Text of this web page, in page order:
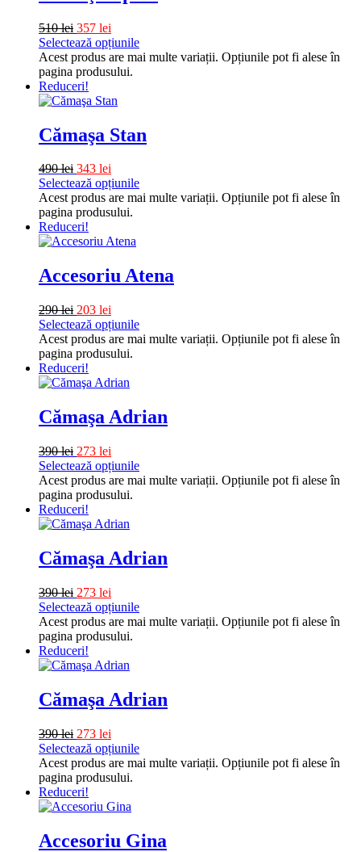
510lei 357 lei
Selectează opțiunile
Acest produs are mai multe variații. Opțiunile pot fi alese în
pagina produsului.
Reduceri!
Cămaşa Stan
490lei 343 lei
Selectează opțiunile
Acest produs are mai multe variații. Opțiunile pot fi alese în
pagina produsului.
Reduceri!
Accesoriu Atena
290lei 203 lei
Selectează opțiunile
Acest produs are mai multe variații. Opțiunile pot fi alese în
pagina produsului.
Reduceri!
Cămaşa Adrian
390lei 273 lei
Selectează opțiunile
Acest produs are mai multe variații. Opțiunile pot fi alese în
pagina produsului.
Reduceri!
Cămaşa Adrian
390lei 273 lei
Selectează opțiunile
Acest produs are mai multe variații. Opțiunile pot fi alese în
pagina produsului.
Reduceri!
Cămaşa Adrian
390lei 273 lei
Selectează opțiunile
Acest produs are mai multe variații. Opțiunile pot fi alese în
pagina produsului.
Reduceri!
Accesoriu Gina